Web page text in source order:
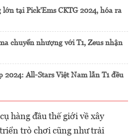
tại Pick'Ems CKTG 2024, hóa ra
chuyển nhượng với T1, Zeus nhận
2024: All-Stars Việt Nam lẫn T1 đều
hàng đầu thế giới về xây
trò chơi cũng như trải